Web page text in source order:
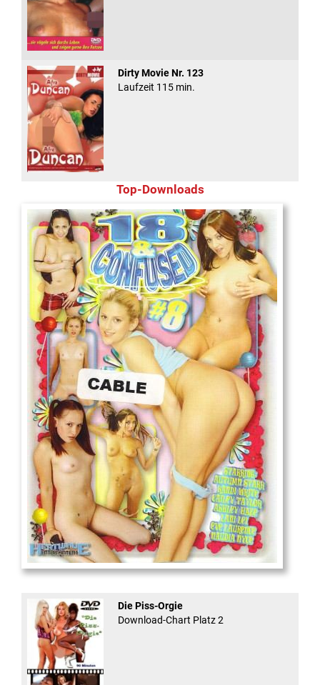
Dirty Movie Nr. 123
Laufzeit 115 min.
Top-Downloads
And Confused #8 - ...
Die Piss-Orgie
Download-Chart Platz 2